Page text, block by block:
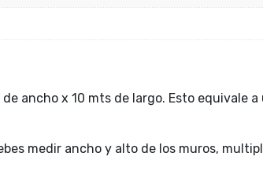
ancho x 10 mts de largo. Esto equivale
medir ancho y alto de los muros,